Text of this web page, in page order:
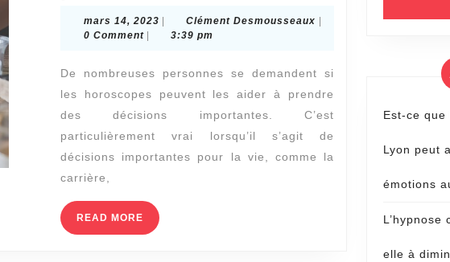
être
utilisés
pour
prendre
mars 14, 2023 mars
14,
Clément Desmousseaux Clément
0 Comment
3:39 pm
De nombreuses personnes se demandent si
les horoscopes peuvent les aider à prendre
des décisions importantes. C’est
particulièrement vrai lorsqu’il s’agit de
décisions importantes pour la vie, comme la
carrière,
READ MORE READ
MORE
Est-ce que
Lyon peut
émotions
elle à